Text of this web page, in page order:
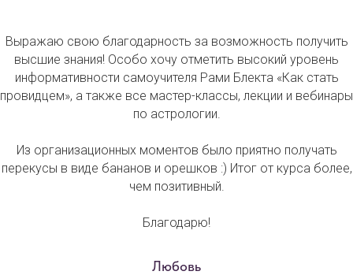
Выражаю свою благодарность за возможность получить
высшие знания! Особо хочу отметить высокий уровень
информативности самоучителя Рами Блекта «Как стать
провидцем», а также все мастер-классы, лекции и вебинары
по астрологии.
Из организационных моментов было приятно получать
перекусы в виде бананов и орешков :) Итог от курса более,
чем позитивный.
Благодарю!
Любовь